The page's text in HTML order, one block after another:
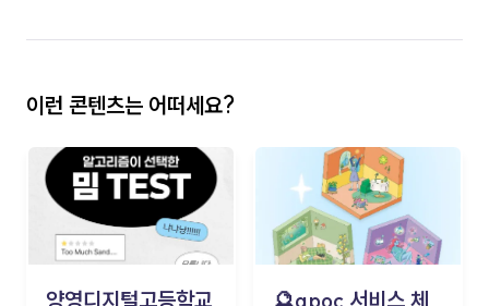
이런 콘텐츠는 어떠세요?
양영디지털고등학교
🔮apoc 서비스 체